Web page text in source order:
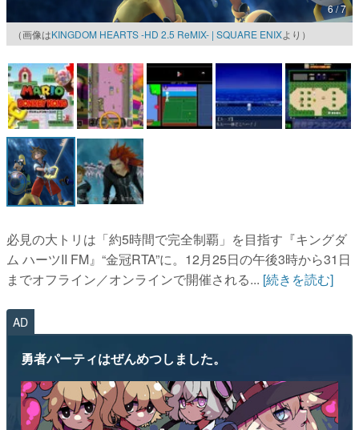
マンガ
女性向け
アプリレビュー
その他
電ファミニコゲーマーとは？
運営：株式会社マレ
6 / 7
（画像はKINGDOM HEARTS -HD 2.5 ReMIX- | SQUARE ENIXより）
必見の大トリは「約5時間で完全制覇」を目指す『キングダ
ム ハーツII FM』“金冠RTA”に。12月25日の午後3時から31日
までオフライン／オンラインで開催される... [続きを読む]
AD
勇者パーティはぜんめつしました。